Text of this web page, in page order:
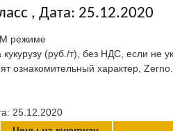
, Дата: 25.12.2020
режиме
(руб./т), без НДС, если не
характер,
25.12.2020